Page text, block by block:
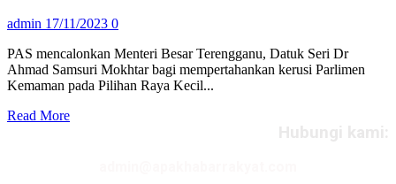
admin 17/11/2023 0
PAS mencalonkan Menteri Besar Terengganu, Datuk Seri Dr
Ahmad Samsuri Mokhtar bagi mempertahankan kerusi Parlimen
Kemaman pada Pilihan Raya Kecil...
Read More